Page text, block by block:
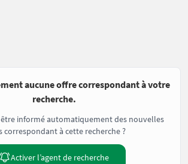
aucune offre correspondant à votre
recherche.
informé automatiquement des nouvelles
correspondant à cette recherche ?
Activer l’agent de recherche